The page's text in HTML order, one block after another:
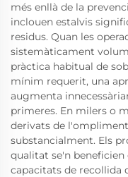
més enllà de la
inclouen estalvis
residus. Quan les
sistemàticament
pràctica habitual de
mínim requerit, una
augmenta
primeres. En milers o
derivats de
substancialment. Els
qualitat se'n
capacitats de recollida